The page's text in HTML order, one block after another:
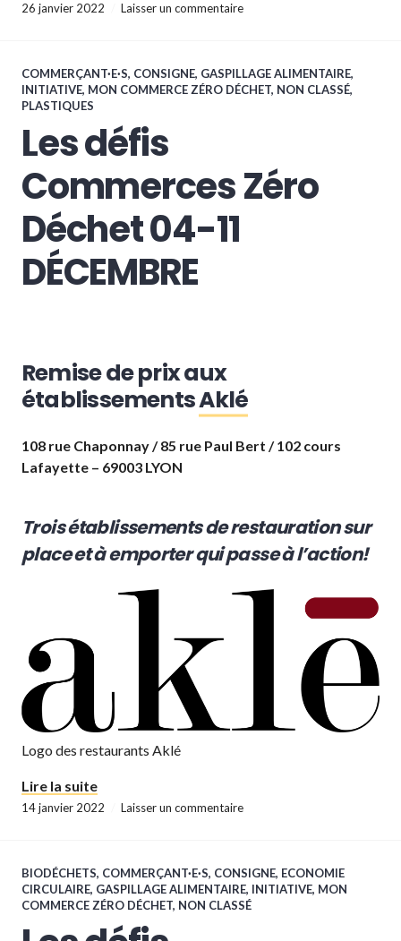
26 janvier 2022 Laisser un commentaire
COMMERÇANT·E·S, CONSIGNE, GASPILLAGE ALIMENTAIRE,
INITIATIVE, MON COMMERCE ZÉRO DÉCHET, NON CLASSÉ,
PLASTIQUES
Les défis
Commerces Zéro
Déchet 04-11
DÉCEMBRE
Remise de prix aux
établissementsAklé
108 rue Chaponnay / 85 rue Paul Bert / 102 cours
Lafayette – 69003 LYON
Trois établissements de restauration sur
place et à emporter qui passe à l’action!
Logo des restaurants Aklé
Lire la suite« Les défis Commerces Zéro Déchet 04-11
14 janvier 2022 Laisser un commentaire
BIODÉCHETS, COMMERÇANT·E·S, CONSIGNE, ECONOMIE
CIRCULAIRE, GASPILLAGE ALIMENTAIRE, INITIATIVE, MON
COMMERCE ZÉRO DÉCHET, NON CLASSÉ